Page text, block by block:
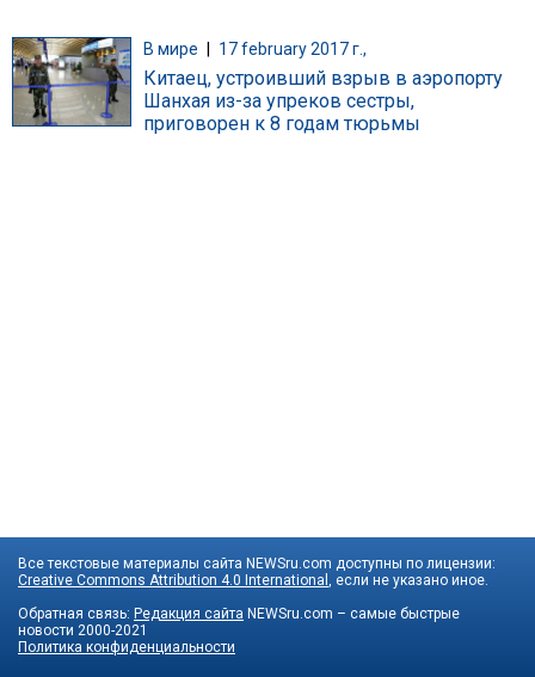
В мире 17 february 2017 г.,
Китаец, устроивший взрыв в аэропорту
Шанхая из-за упреков сестры,
приговорен к 8 годам тюрьмы
Все текстовые материалы сайта NEWSru.com доступны по лицензии:
Creative Commons Attribution 4.0 International , если не указано иное.
Обратная связь: Редакция сайта NEWSru.com – самые быстрые
новости 2000-2021
Политика конфиденциальности